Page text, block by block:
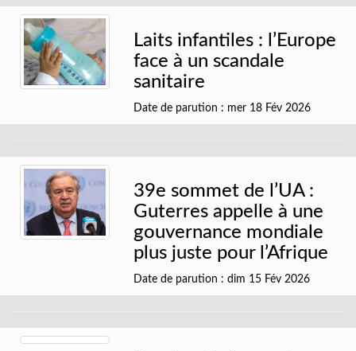
Laits infantiles : l’Europe
face à un scandale
sanitaire
Date de parution : mer 18 Fév 2026
39e sommet de l’UA :
Guterres appelle à une
gouvernance mondiale
plus juste pour l’Afrique
Date de parution : dim 15 Fév 2026